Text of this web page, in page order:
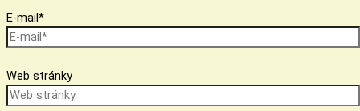
E-mail*
Web stránky